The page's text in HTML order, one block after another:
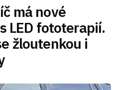
má nové
LED fototerapií.
žloutenkou i